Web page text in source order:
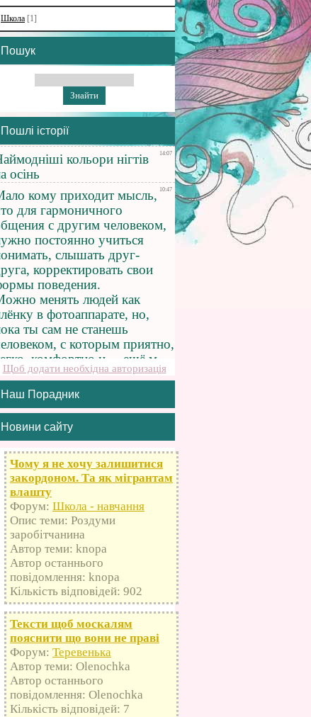
Школа [1]
Пошук
Пошлі історії
Щоб додати необхідна авторизація
Наш Порадник
Новини сайту
Чому я не хочу залишитися
закордоном. Та як мігрантам
влашту
Форум: Школа - навчання
Опис теми: Роздуми
заробітчанина
Автор теми: knopa
Автор останнього
повідомлення: knopa
Кількість відповідей: 902
Тексти щоб москалям
пояснити що вони не праві
Форум: Теревенька
Автор теми: Olenochka
Автор останнього
повідомлення: Olenochka
Кількість відповідей: 7